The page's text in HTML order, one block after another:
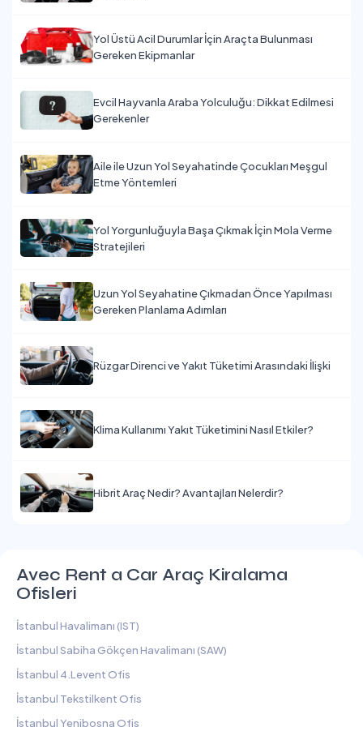
Yol Üstü Acil Durumlar İçin Araçta Bulunması
Gereken Ekipmanlar
Evcil Hayvanla Araba Yolculuğu: Dikkat Edilmesi
Gerekenler
Aile ile Uzun Yol Seyahatinde Çocukları Meşgul
Etme Yöntemleri
Yol Yorgunluğuyla Başa Çıkmak İçin Mola Verme
Stratejileri
Uzun Yol Seyahatine Çıkmadan Önce Yapılması
Gereken Planlama Adımları
Rüzgar Direnci ve Yakıt Tüketimi Arasındaki İlişki
Klima Kullanımı Yakıt Tüketimini Nasıl Etkiler?
Hibrit Araç Nedir? Avantajları Nelerdir?
Avec Rent a Car Araç Kiralama
Ofisleri
İstanbul Havalimanı (IST)
İstanbul Sabiha Gökçen Havalimanı (SAW)
İstanbul 4.Levent Ofis
İstanbul Tekstilkent Ofis
İstanbul Yenibosna Ofis